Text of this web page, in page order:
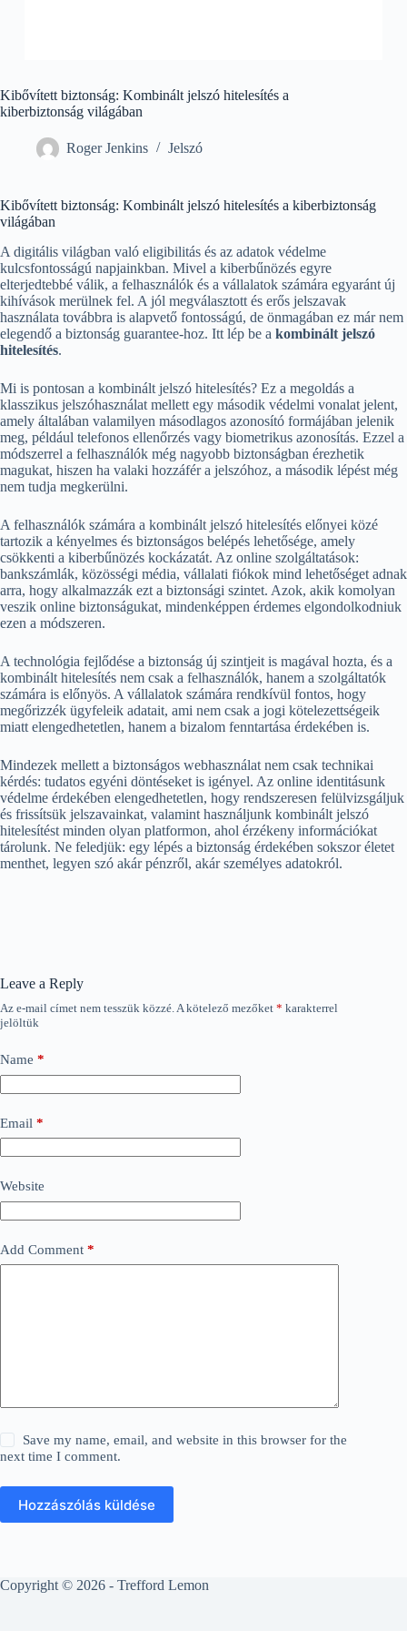
Kibővített biztonság: Kombinált jelszó hitelesítés a
kiberbiztonság világában
Roger Jenkins Jelszó
Kibővített biztonság: Kombinált jelszó hitelesítés a kiberbiztonság
világában
A digitális világban való eligibilitás és az adatok védelme
kulcsfontosságú napjainkban. Mivel a kiberbűnözés egyre
elterjedtebbé válik, a felhasználók és a vállalatok számára egyaránt új
kihívások merülnek fel. A jól megválasztott és erős jelszavak
használata továbbra is alapvető fontosságú, de önmagában ez már nem
elegendő a biztonság guarantee-hoz. Itt lép be a kombinált jelszó
hitelesítés.
Mi is pontosan a kombinált jelszó hitelesítés? Ez a megoldás a
klasszikus jelszóhasználat mellett egy második védelmi vonalat jelent,
amely általában valamilyen másodlagos azonosító formájában jelenik
meg, például telefonos ellenőrzés vagy biometrikus azonosítás. Ezzel a
módszerrel a felhasználók még nagyobb biztonságban érezhetik
magukat, hiszen ha valaki hozzáfér a jelszóhoz, a második lépést még
nem tudja megkerülni.
A felhasználók számára a kombinált jelszó hitelesítés előnyei közé
tartozik a kényelmes és biztonságos belépés lehetősége, amely
csökkenti a kiberbűnözés kockázatát. Az online szolgáltatások:
bankszámlák, közösségi média, vállalati fiókok mind lehetőséget adnak
arra, hogy alkalmazzák ezt a biztonsági szintet. Azok, akik komolyan
veszik online biztonságukat, mindenképpen érdemes elgondolkodniuk
ezen a módszeren.
A technológia fejlődése a biztonság új szintjeit is magával hozta, és a
kombinált hitelesítés nem csak a felhasználók, hanem a szolgáltatók
számára is előnyös. A vállalatok számára rendkívül fontos, hogy
megőrizzék ügyfeleik adatait, ami nem csak a jogi kötelezettségeik
miatt elengedhetetlen, hanem a bizalom fenntartása érdekében is.
Mindezek mellett a biztonságos webhasználat nem csak technikai
kérdés: tudatos egyéni döntéseket is igényel. Az online identitásunk
védelme érdekében elengedhetetlen, hogy rendszeresen felülvizsgáljuk
és frissítsük jelszavainkat, valamint használjunk kombinált jelszó
hitelesítést minden olyan platformon, ahol érzékeny információkat
tárolunk. Ne feledjük: egy lépés a biztonság érdekében sokszor életet
menthet, legyen szó akár pénzről, akár személyes adatokról.
Leave a Reply
Az e-mail címet nem tesszük közzé.A kötelező mezőket * karakterrel
jelöltük
Name *
Email *
Website
Add Comment *
Save my name, email, and website in this browser for the
next time I comment.
Hozzászólás küldése
Copyright © 2026 - Trefford Lemon